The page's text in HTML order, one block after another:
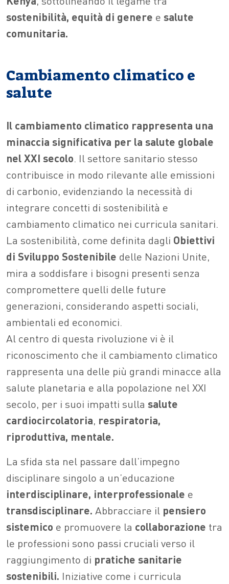
sostenibilità, equità di genere e salute
comunitaria.
Cambiamento climatico e
salute
Il cambiamento climatico rappresenta una
minaccia significativa per la salute globale
nel XXI secolo. Il settore sanitario stesso
contribuisce in modo rilevante alle emissioni
di carbonio, evidenziando la necessità di
integrare concetti di sostenibilità e
cambiamento climatico nei curricula sanitari.
La sostenibilità, come definita dagli Obiettivi
di Sviluppo Sostenibile delle Nazioni Unite,
mira a soddisfare i bisogni presenti senza
compromettere quelli delle future
generazioni, considerando aspetti sociali,
ambientali ed economici.
Al centro di questa rivoluzione vi è il
riconoscimento che il cambiamento climatico
rappresenta una delle più grandi minacce alla
salute planetaria e alla popolazione nel XXI
secolo, per i suoi impatti sulla salute
cardiocircolatoria, respiratoria,
riproduttiva, mentale.
La sfida sta nel passare dall’impegno
disciplinare singolo a un’educazione
interdisciplinare, interprofessionale e
transdisciplinare. Abbracciare il pensiero
sistemico e promuovere la collaborazione tra
le professioni sono passi cruciali verso il
raggiungimento di pratiche sanitarie
sostenibili. Iniziative come i curricula